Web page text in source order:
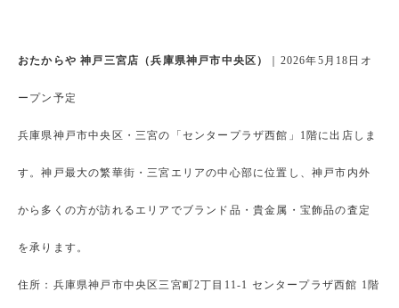
おたからや 神戸三宮店（兵庫県神戸市中央区） ｜2026年5月18日オ
ープン予定
兵庫県神戸市中央区・三宮の「センタープラザ西館」1階に出店しま
す。神戸最大の繁華街・三宮エリアの中心部に位置し、神戸市内外
から多くの方が訪れるエリアでブランド品・貴金属・宝飾品の査定
を承ります。
住所：兵庫県神戸市中央区三宮町2丁目11-1 センタープラザ西館 1階